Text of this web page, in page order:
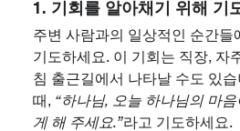
1. 기회를 알아채기 위해 기
주변 사람과의 일상적인 순간들
기도하세요. 이 기회는 직장, 자
침 출근길에서 나타날 수도 있
때, “하나님, 오늘 하나님의 마
게 해 주세요.”라고 기도하세요.